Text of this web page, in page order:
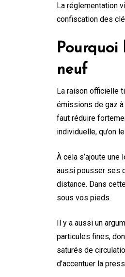
La réglementation
confiscation des
Pourquoi
neuf
La raison officielle
émissions de gaz à
faut réduire
individuelle, qu’on
À cela s’ajoute
aussi pousser ses
distance. Dans
sous vos pieds.
Il y a aussi un
particules fines,
saturés de
d’accentuer la